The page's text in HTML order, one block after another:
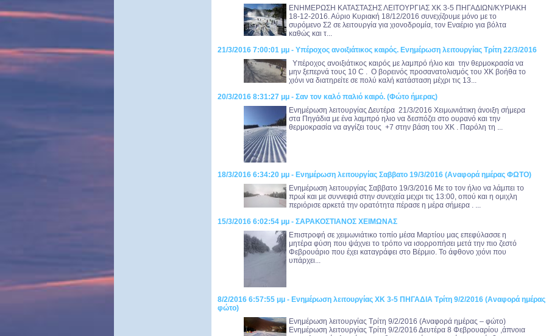
ΕΝΗΜΕΡΩΣΗ ΚΑΤΑΣΤΑΣΗΣ ΛΕΙΤΟΥΡΓΙΑΣ ΧΚ 3-5 ΠΗΓΑΔΙΩΝ/ΚΥΡΙΑΚΗ
18-12-2016. Αύριο Κυριακή 18/12/2016 συνεχίζουμε μόνο με το
συρόμενο Σ2 σε λειτουργία για χιονοδρομία, τον Εναέριο για βόλτα
καθώς και τ...
21/3/2016 7:00:01 μμ - Υπέροχος ανοιξιάτικος καιρός. Ενημέρωση λειτουργίας Τρίτη 22/3/2016
Υπέροχος ανοιξιάτικος καιρός με λαμπρό ήλιο και την θερμοκρασία να
μην ξεπερνά τους 10 C . Ο βορεινός προσανατολισμός του ΧΚ βοήθα το
χιόνι να διατηρείτε σε πολύ καλή κατάσταση μέχρι τις 13...
20/3/2016 8:31:27 μμ - Σαν τον καλό παλιό καιρό. (Φώτο ήμερας)
Ενημέρωση λειτουργίας Δευτέρα 21/3/2016 Χειμωνιάτικη άνοιξη σήμερα
στα Πηγάδια με ένα λαμπρό ηλιο να δεσπόζει στο ουρανό και την
θερμοκρασία να αγγίζει τους +7 στην βάση του ΧΚ . Παρόλη τη ...
18/3/2016 6:34:20 μμ - Ενημέρωση λειτουργίας Σαββατο 19/3/2016 (Αναφορά ημέρας ΦΩΤΟ)
Ενημέρωση λειτουργίας Σαββατο 19/3/2016 Με το τον ήλιο να λάμπει το
πρωί και με συννεφιά στην συνεχεία μεχρι τις 13:00, οπού και η ομιχλη
περιόρισε αρκετά την ορατότητα πέρασε η μέρα σήμερα . ...
15/3/2016 6:02:54 μμ - ΣΑΡΑΚΟΣΤΙΑΝΟΣ ΧΕΙΜΩΝΑΣ
Επιστροφή σε χειμωνιάτικο τοπίο μέσα Μαρτίου μας επεφύλασσε η
μητέρα φύση που ψάχνει το τρόπο να ισορροπήσει μετά την πιο ζεστό
Φεβρουάριο που έχει καταγράφει στο Βέρμιο. Το άφθονο χιόνι που
υπάρχει...
8/2/2016 6:57:55 μμ - Ενημέρωση λειτουργίας XK 3-5 ΠΗΓΑΔΙΑ Τρίτη 9/2/2016 (Αναφορά
φώτο)
Ενημέρωση λειτουργίας Τρίτη 9/2/2016 (Αναφορά ημέρας – φώτο)
Ενημέρωση λειτουργίας Τρίτη 9/2/2016 Δευτέρα 8 Φεβρουαρίου ,άπνοια